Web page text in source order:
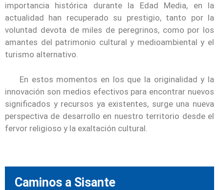
importancia histórica durante la Edad Media, en la
actualidad han recuperado su prestigio, tanto por la
voluntad devota de miles de peregrinos, como por los
amantes del patrimonio cultural y medioambiental y el
turismo alternativo.
En estos momentos en los que la originalidad y la
innovación son medios efectivos para encontrar nuevos
significados y recursos ya existentes, surge una nueva
perspectiva de desarrollo en nuestro territorio desde el
fervor religioso y la exaltación cultural.
Caminos a Sisante